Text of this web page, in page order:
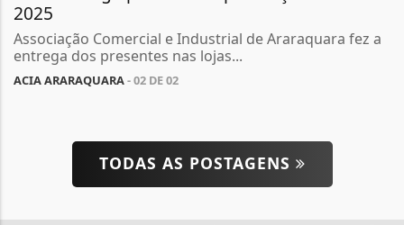
2025
Associação Comercial e Industrial de Araraquara fez a
entrega dos presentes nas lojas...
ACIA ARARAQUARA- 02 DE 02
TODAS AS POSTAGENS